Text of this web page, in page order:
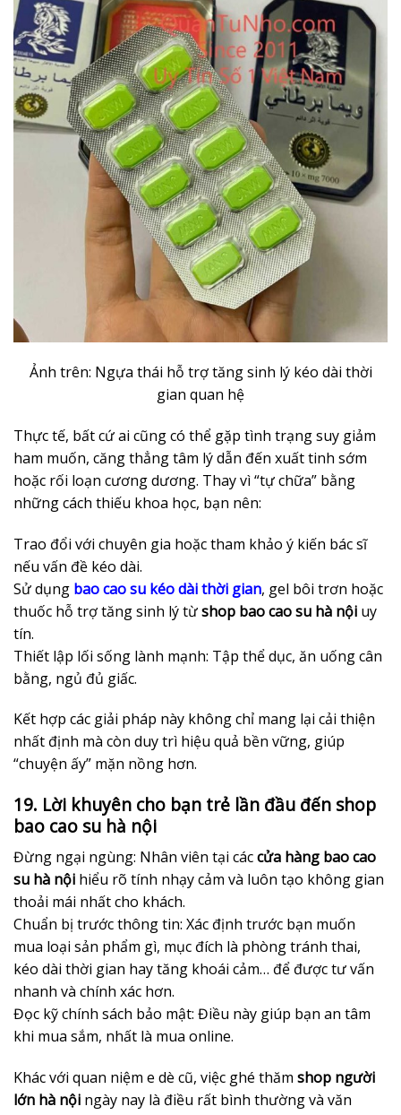
Ảnh trên: Ngựa thái hỗ trợ tăng sinh lý kéo dài thời
gian quan hệ
Thực tế, bất cứ ai cũng có thể gặp tình trạng suy giảm
ham muốn, căng thẳng tâm lý dẫn đến xuất tinh sớm
hoặc rối loạn cương dương. Thay vì “tự chữa” bằng
những cách thiếu khoa học, bạn nên:
Trao đổi với chuyên gia hoặc tham khảo ý kiến bác sĩ
nếu vấn đề kéo dài.
Sử dụng bao cao su kéo dài thời gian, gel bôi trơn hoặc
thuốc hỗ trợ tăng sinh lý từshop bao cao su hà nội uy
tín.
Thiết lập lối sống lành mạnh: Tập thể dục, ăn uống cân
bằng, ngủ đủ giấc.
Kết hợp các giải pháp này không chỉ mang lại cải thiện
nhất định mà còn duy trì hiệu quả bền vững, giúp
“chuyện ấy” mặn nồng hơn.
19. Lời khuyên cho bạn trẻ lần đầu đến shop
bao cao su hà nội
Đừng ngại ngùng: Nhân viên tại cáccửa hàng bao cao
su hà nội hiểu rõ tính nhạy cảm và luôn tạo không gian
thoải mái nhất cho khách.
Chuẩn bị trước thông tin: Xác định trước bạn muốn
mua loại sản phẩm gì, mục đích là phòng tránh thai,
kéo dài thời gian hay tăng khoái cảm… để được tư vấn
nhanh và chính xác hơn.
Đọc kỹ chính sách bảo mật: Điều này giúp bạn an tâm
khi mua sắm, nhất là mua online.
Khác với quan niệm e dè cũ, việc ghé thăm shop người
lớn hà nội ngày nay là điều rất bình thường và văn